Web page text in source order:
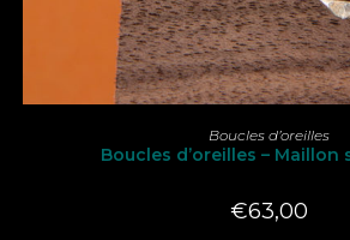
LIRE LA SUITE
Boucles d’oreilles
Boucles d’oreilles – Maillon
€63,00